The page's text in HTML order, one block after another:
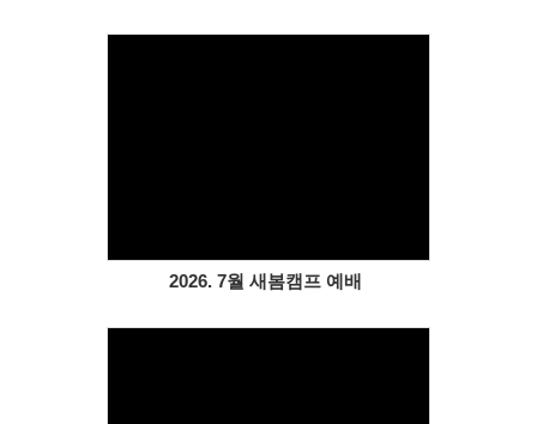
2026. 7월 새봄캠프 예배